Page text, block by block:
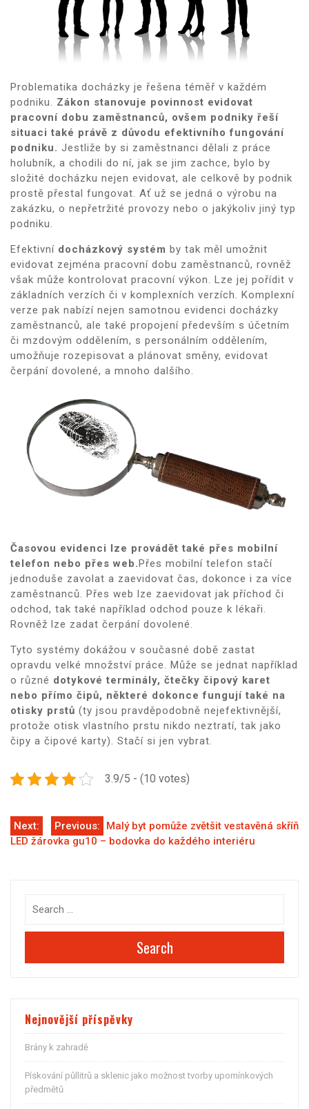
Problematika docházky je řešena téměř v každém
podniku. Zákon stanovuje povinnost evidovat
pracovní dobu zaměstnanců, ovšem podniky řeší
situaci také právě z důvodu efektivního fungování
podniku. Jestliže by si zaměstnanci dělali z práce
holubník, a chodili do ní, jak se jim zachce, bylo by
složité docházku nejen evidovat, ale celkově by podnik
prostě přestal fungovat. Ať už se jedná o výrobu na
zakázku, o nepřetržité provozy nebo o jakýkoliv jiný typ
podniku.
Efektivní docházkový systém by tak měl umožnit
evidovat zejména pracovní dobu zaměstnanců, rovněž
však může kontrolovat pracovní výkon. Lze jej pořídit v
základních verzích či v komplexních verzích. Komplexní
verze pak nabízí nejen samotnou evidenci docházky
zaměstnanců, ale také propojení především s účetním
či mzdovým oddělením, s personálním oddělením,
umožňuje rozepisovat a plánovat směny, evidovat
čerpání dovolené, a mnoho dalšího.
Časovou evidenci lze provádět také přes mobilní
telefon nebo přes web.Přes mobilní telefon stačí
jednoduše zavolat a zaevidovat čas, dokonce i za více
zaměstnanců. Přes web lze zaevidovat jak příchod či
odchod, tak také například odchod pouze k lékaři.
Rovněž lze zadat čerpání dovolené.
Tyto systémy dokážou v současné době zastat
opravdu velké množství práce. Může se jednat například
o různé dotykové terminály, čtečky čipový karet
nebo přímo čipů, některé dokonce fungují také na
otisky prstů (ty jsou pravděpodobně nejefektivnější,
protože otisk vlastního prstu nikdo neztratí, tak jako
čipy a čipové karty). Stačí si jen vybrat.
3.9/5 - (10 votes)
Navigace
Previous: Malý byt pomůže zvětšit vestavěná skříň
Next:
LED žárovka gu10 – bodovka do každého interiéru
Search
Nejnovější příspěvky
Brány k zahradě
Pískování půllitrů a sklenic jako možnost tvorby upomínkových
předmětů